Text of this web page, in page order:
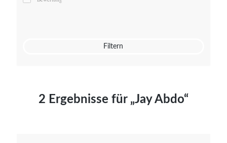
Mato von Vogelstein
Filtern
2 Ergebnisse für „Jay Abdo“